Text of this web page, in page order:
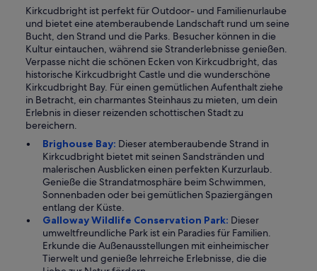
Kirkcudbright ist perfekt für Outdoor- und Familienurlaube
und bietet eine atemberaubende Landschaft rund um seine
Bucht, den Strand und die Parks. Besucher können in die
Kultur eintauchen, während sie Stranderlebnisse genießen.
Verpasse nicht die schönen Ecken von Kirkcudbright, das
historische Kirkcudbright Castle und die wunderschöne
Kirkcudbright Bay. Für einen gemütlichen Aufenthalt ziehe
in Betracht, ein charmantes Steinhaus zu mieten, um dein
Erlebnis in dieser reizenden schottischen Stadt zu
bereichern.
Brighouse Bay: Dieser atemberaubende Strand in
Kirkcudbright bietet mit seinen Sandstränden und
malerischen Ausblicken einen perfekten Kurzurlaub.
Genieße die Strandatmosphäre beim Schwimmen,
Sonnenbaden oder bei gemütlichen Spaziergängen
entlang der Küste.
Galloway Wildlife Conservation Park: Dieser
umweltfreundliche Park ist ein Paradies für Familien.
Erkunde die Außenausstellungen mit einheimischer
Tierwelt und genieße lehrreiche Erlebnisse, die die